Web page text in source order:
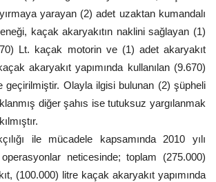
yarayan (2) adet uzaktan kumandalı
kaçak akaryakıtın naklini sağlayan (1)
Lt. kaçak motorin ve (1) adet akaryakıt
akaryakıt yapımında kullanılan (9.670)
geçirilmiştir. Olayla ilgisi bulunan (2) şüpheli
diğer şahıs ise tutuksuz yargılanmak
ile mücadele kapsamında 2010 yılı
neticesinde; toplam (275.000)
(100.000) litre kaçak akaryakıt yapımında